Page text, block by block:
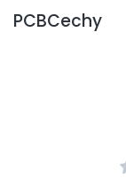
PCBCechy